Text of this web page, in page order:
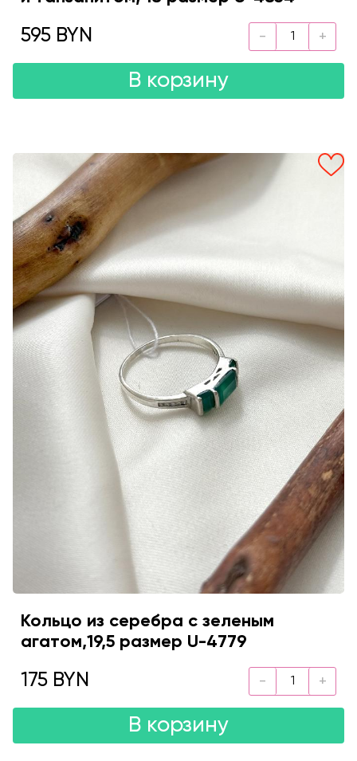
595 BYN
В корзину
Кольцо из серебра с зеленым
агатом,19,5 размер U-4779
175 BYN
В корзину